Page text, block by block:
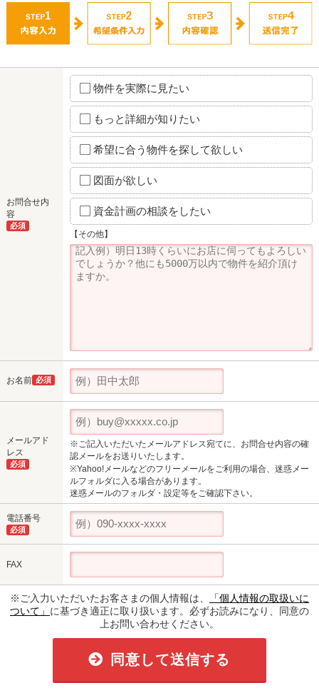
お問合せ内
容
必須
物件を実際に見たい
もっと詳細が知りたい
希望に合う物件を探して欲しい
図面が欲しい
資金計画の相談をしたい
【その他】
お名前 必須
メールアド
レス
必須
※ご記入いただいたメールアドレス宛てに、お問合せ内容の確
認メールをお送りいたします。
※Yahoo!メールなどのフリーメールをご利用の場合、迷惑メー
ルフォルダに入る場合があります。
迷惑メールのフォルダ・設定等をご確認下さい。
電話番号
必須
FAX
※ご入力いただいたお客さまの個人情報は、
「個人情報の取扱いに
ついて」 に基づき適正に取り扱います。必ずお読みになり、同意の
上お問い合わせください。
同意して送信する